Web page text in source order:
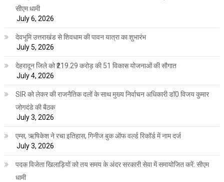
सीएम धामी
July 6, 2026
देवभूमि उत्तराखंड से शिवधाम की पावन यात्रा का शुभारंभ
July 5, 2026
देहरादून जिले को ₹219.29 करोड़ की 51 विकास योजनाओं की सौगात
July 4, 2026
SIR को लेकर की राजनैतिक दलों के साथ मुख्य निर्वाचन अधिकारी डॉ0 विजय कुमार
जोगदंडे की बैठक
July 3, 2026
एम्स, ऋषिकेश ने रचा इतिहास, गिनीज बुक ऑफ वर्ल्ड रिकॉर्ड में नाम दर्ज
July 3, 2026
पदक विजेता खिलाड़ियों को तय समय के अंदर सरकारी सेवा में समायोजित करें: सीएम
धामी